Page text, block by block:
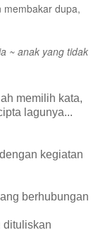
dupa,
~ anak yang tidak
memilih kata,
lagunya...
kegiatan
berhubungan
dituliskan